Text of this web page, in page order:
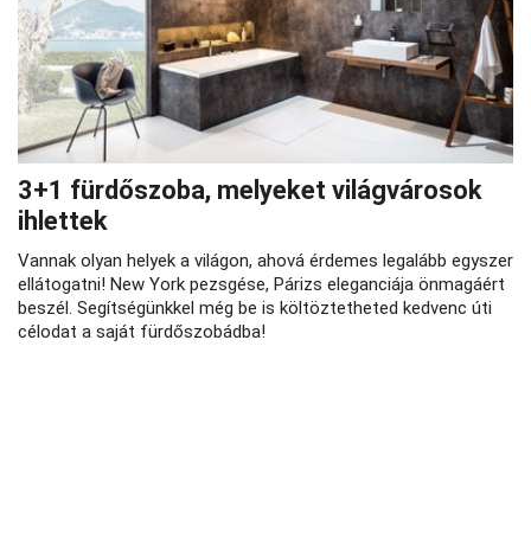
3+1 fürdőszoba, melyeket világvárosok
ihlettek
Vannak olyan helyek a világon, ahová érdemes legalább egyszer
ellátogatni! New York pezsgése, Párizs eleganciája önmagáért
beszél. Segítségünkkel még be is költöztetheted kedvenc úti
célodat a saját fürdőszobádba!